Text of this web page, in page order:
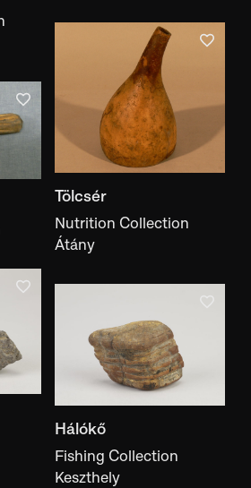
Tölcsér
Nutrition Collection
Átány
Hálókő
Fishing Collection
Keszthely